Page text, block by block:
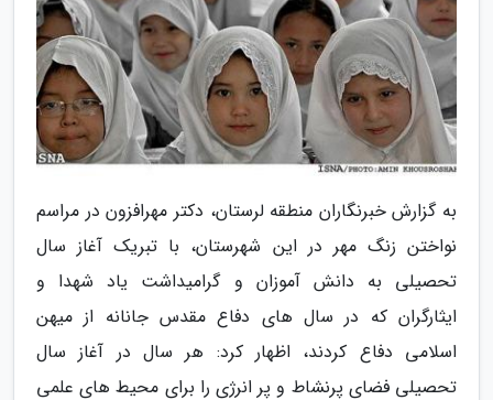
به گزارش خبرنگاران منطقه لرستان، دکتر مهرافزون در مراسم
نواختن زنگ مهر در این شهرستان، با تبریک آغاز سال
تحصیلی به دانش آموزان و گرامیداشت یاد شهدا و
ایثارگران که در سال های دفاع مقدس جانانه از میهن
اسلامی دفاع کردند، اظهار کرد: هر سال در آغاز سال
تحصیلی فضای پرنشاط و پر انرژی را برای محیط های علمی